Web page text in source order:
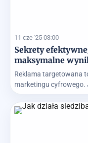
11 cze '25 03:00
Sekrety
maksymalne
Reklama targetowana
marketingu cyfrowego.